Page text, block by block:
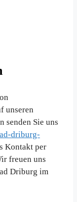
unseren
senden Sie uns
driburg-
Kontakt per
freuen uns
Driburg im